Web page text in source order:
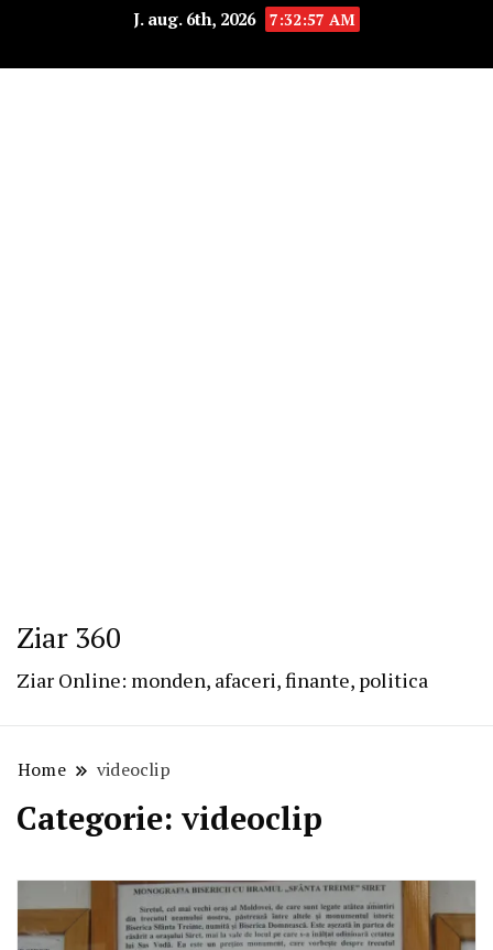
J. aug. 6th, 2026 7:32:58 AM
Ziar 360
Ziar Online: monden, afaceri, finante, politica
Home videoclip
Categorie: videoclip